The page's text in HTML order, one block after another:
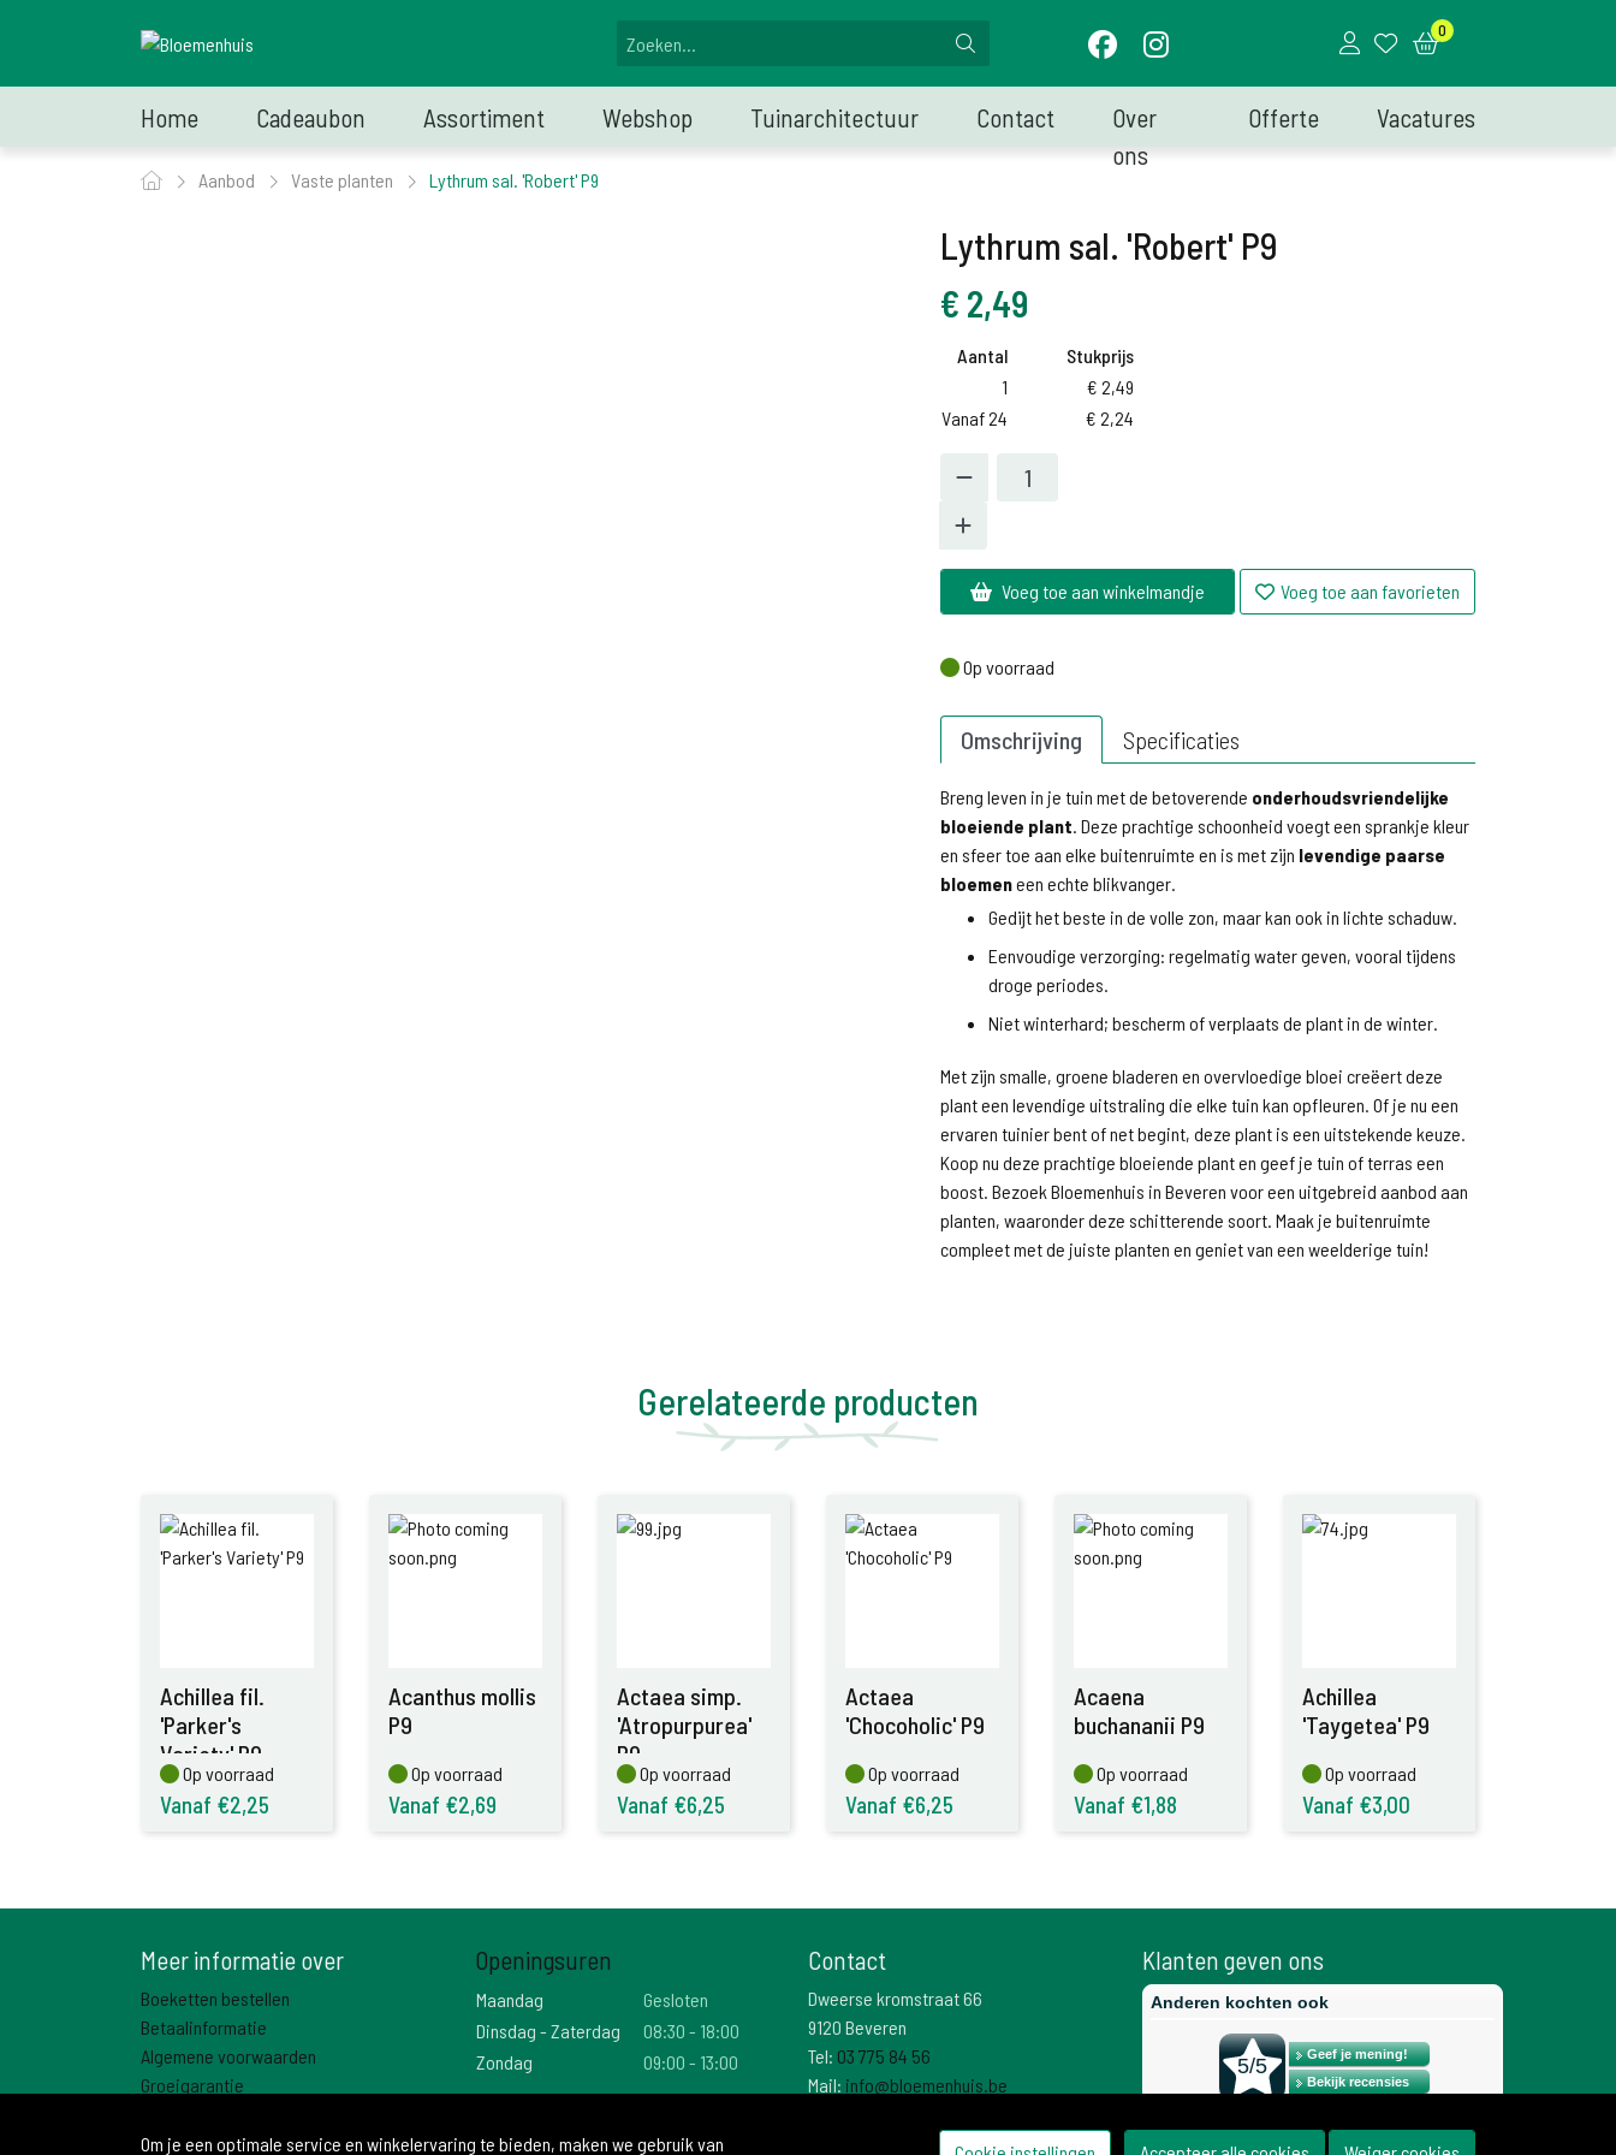
0
Home Cadeaubon Assortiment Webshop Tuinarchitectuur Contact
Over
ons
Offerte Vacatures
Aanbod Vaste planten Lythrum sal. 'Robert' P9
Lythrum sal. 'Robert' P9
€ 2,49
Aantal
Stukprijs
1
€ 2,49
Vanaf 24
€ 2,24
Voeg toe aan winkelmandje Voeg toe aan favorieten
Op voorraad
Op voorraad
Omschrijving Specificaties
Breng leven in je tuin met de betoverende onderhoudsvriendelijke
bloeiende plant. Deze prachtige schoonheid voegt een sprankje kleur
en sfeer toe aan elke buitenruimte en is met zijn levendige paarse
bloemeneen echte blikvanger.
Gedijt het beste in de volle zon, maar kan ook in lichte schaduw.
Eenvoudige verzorging: regelmatig water geven, vooral tijdens
droge periodes.
Niet winterhard; bescherm of verplaats de plant in de winter.
Met zijn smalle, groene bladeren en overvloedige bloei creëert deze
plant een levendige uitstraling die elke tuin kan opfleuren. Of je nu een
ervaren tuinier bent of net begint, deze plant is een uitstekende keuze.
Koop nu deze prachtige bloeiende plant en geef je tuin of terras een
boost. Bezoek Bloemenhuis in Beveren voor een uitgebreid aanbod aan
planten, waaronder deze schitterende soort. Maak je buitenruimte
compleet met de juiste planten en geniet van een weelderige tuin!
Gerelateerde producten
Achillea fil.
'Parker's
Variety' P9
Op voorraad
Op voorraad
Vanaf €2,25
Acanthus mollis
P9
Op voorraad
Op voorraad
Vanaf €2,69
Actaea simp.
'Atropurpurea'
P9
Op voorraad
Op voorraad
Vanaf €6,25
Actaea
'Chocoholic' P9
Op voorraad
Op voorraad
Vanaf €6,25
Acaena
buchananii P9
Op voorraad
Op voorraad
Vanaf €1,88
Achillea
'Taygetea' P9
Op voorraad
Op voorraad
Vanaf €3,00
Meer informatie over
Boeketten bestellen
Betaalinformatie
Algemene voorwaarden
Groeigarantie
Openingsuren
Maandag
Gesloten
Dinsdag - Zaterdag
08:30 - 18:00
Zondag
09:00 - 13:00
Contact
Dweerse kromstraat 66
9120 Beveren
Tel: 03 775 84 56
Mail: info@bloemenhuis.be
Klanten geven ons
Om je een optimale service en winkelervaring te bieden, maken we gebruik van